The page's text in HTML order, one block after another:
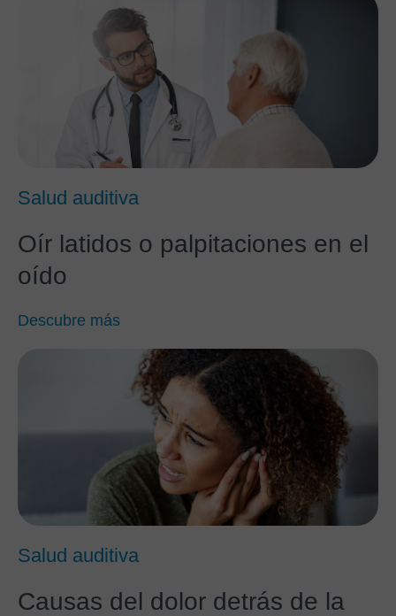
Salud auditiva
Oír latidos o palpitaciones en el
oído
Descubre más
Salud auditiva
Causas del dolor detrás de la